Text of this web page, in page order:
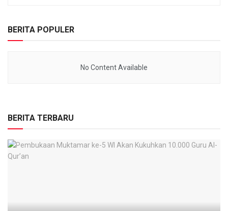
BERITA POPULER
No Content Available
BERITA TERBARU